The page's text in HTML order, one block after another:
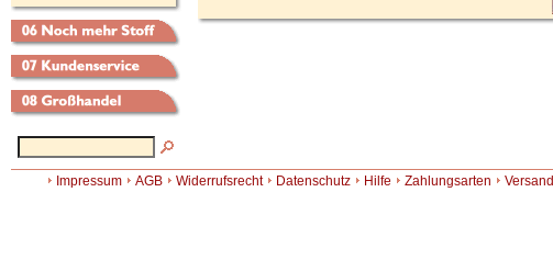
Impressum AGB Widerrufsrecht Datenschutz Hilfe Zahlungsarten Versand